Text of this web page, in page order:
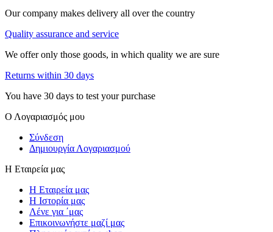
Our company makes delivery all over the country
Quality assurance and service
We offer only those goods, in which quality we are sure
Returns within 30 days
You have 30 days to test your purchase
Ο Λογαριασμός μου
Σύνδεση
Δημιουργία Λογαριασμού
Η Εταιρεία μας
Η Εταιρεία μας
Η Ιστορία μας
Λένε για ΄μας
Επικοινωνήστε μαζί μας